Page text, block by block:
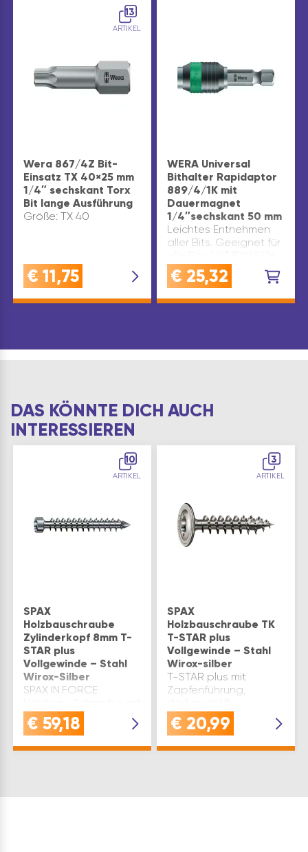
13
ARTIKEL
Wera 867/4Z Bit-
Einsatz TX 40×25 mm
1/4″ sechskant Torx
Bit lange Ausführung
Größe: TX 40
€ 11,75
WERA Universal
Bithalter Rapidaptor
889/4/1K mit
Dauermagnet
1/4″sechskant 50 mm
Leichtes Entnehmen
aller Bits. Geeignet für
C 6,3 + E 6,3). Abtrieb:
1/4″ sechskant Antrieb:
€ 25,32
DAS KÖNNTE DICH AUCH
INTERESSIEREN
10
ARTIKEL
SPAX
Holzbauschraube
Zylinderkopf 8mm T-
STAR plus
Vollgewinde – Stahl
Wirox-Silber
SPAX IN.FORCE
Zylinderkopf,
Wellenprofil und 4CUT
€ 59,18
3
ARTIKEL
SPAX
Holzbauschraube TK
T-STAR plus
Vollgewinde – Stahl
Wirox-silber
T-STAR plus mit
Zapfenführung,
Fräsrippen und CUT-
Spitze und
€ 20,99